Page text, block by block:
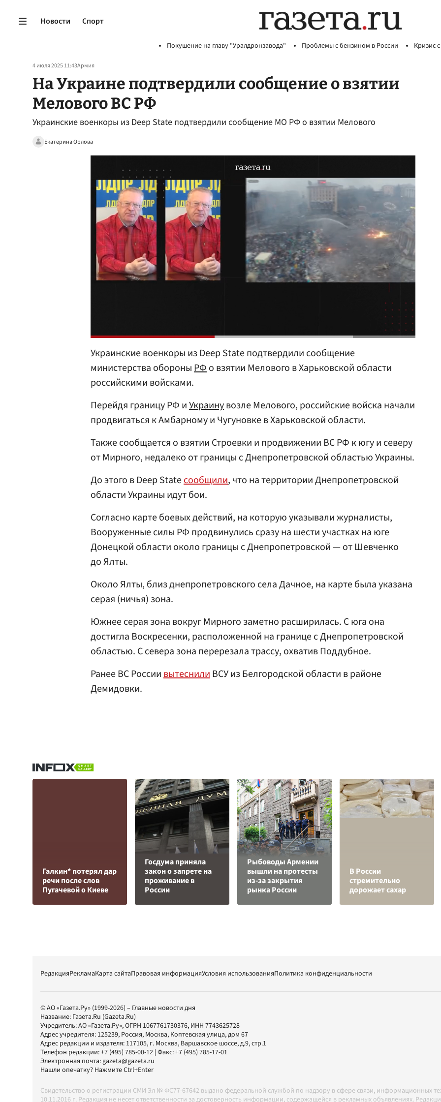
Новости Спорт
Покушение на главу "Уралдронзавода" Проблемы с бензином в России Кризис
4 июля 2025 11:43Армия
На Украине подтвердили сообщение о взятии
Мелового ВС РФ
Украинские военкоры из Deep State подтвердили сообщение МО РФ о взятии Мелового
Екатерина Орлова
Украинские военкоры из Deep State подтвердили сообщение
министерства обороныРФо взятии Мелового в Харьковской области
российскими войсками.
Перейдя границу РФ иУкраинувозле Мелового, российские войска начали
продвигаться к Амбарному и Чугуновке в Харьковской области.
Также сообщается о взятии Строевки и продвижении ВС РФ к югу и северу
от Мирного, недалеко от границы с Днепропетровской областью Украины.
До этого в Deep Stateсообщили, что на территории Днепропетровской
области Украины идут бои.
Согласно карте боевых действий, на которую указывали журналисты,
Вооруженные силы РФ продвинулись сразу на шести участках на юге
Донецкой области около границы с Днепропетровской — от Шевченко
до Ялты.
Около Ялты, близ днепропетровского села Дачное, на карте была указана
серая (ничья) зона.
Южнее серая зона вокруг Мирного заметно расширилась. С юга она
достигла Воскресенки, расположенной на границе с Днепропетровской
областью. С севера зона перерезала трассу, охватив Поддубное.
Ранее ВС РоссиивытеснилиВСУ из Белгородской области в районе
Демидовки.
Галкин* потерял дар
речи после слов
Пугачевой о Киеве
Госдума приняла
закон о запрете на
проживание в
России
Рыбоводы Армении
вышли на протесты
из-за закрытия
рынка России
В России
стремительно
дорожает сахар
РедакцияРекламаКарта сайтаПравовая информацияУсловия использованияПолитика конфиденциальности
© АО «Газета.Ру» (1999-2026) – Главные новости дня
Название: Газета.Ru (Gazeta.Ru)
Учредитель:АО «Газета.Ру», ОГРН 1067761730376, ИНН 7743625728
Адрес учредителя: 125239, Россия, Москва, Коптевская улица, дом 67
Адрес редакции и издателя: 117105, г. Москва, Варшавское шоссе, д.9, стр.1
Телефон редакции:+7 (495) 785-00-12 | Факс:+7 (495) 785-17-01
Электронная почта:gazeta@gazeta.ru
Нашли опечатку? Нажмите Ctrl+Enter
Свидетельство о регистрации СМИ Эл № ФС77-67642 выдано федеральной службой по надзору в сфере связи, информационных
10.11.2016 г. Редакция не несет ответственности за достоверность информации, содержащейся в рекламных объявлениях.